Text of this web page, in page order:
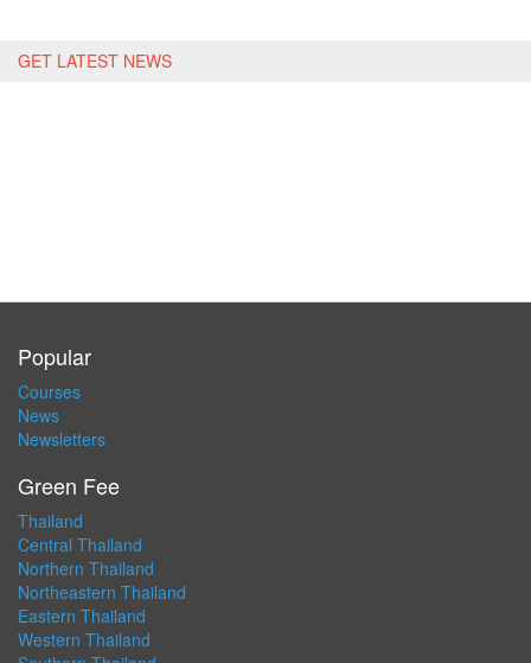
GET LATEST NEWS
Popular
Courses
News
Newsletters
Green Fee
Thailand
Central Thailand
Northern Thailand
Northeastern Thailand
Eastern Thailand
Western Thailand